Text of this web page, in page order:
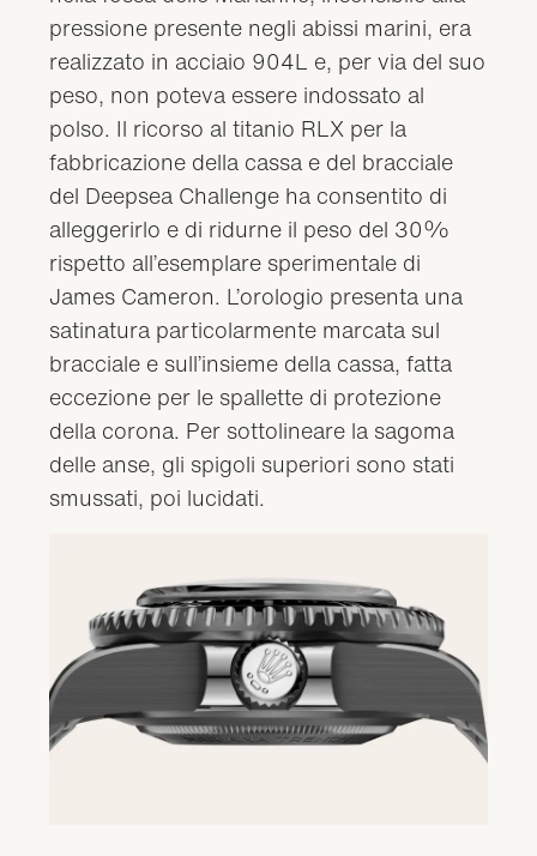
pressione presente negli abissi marini, era
realizzato in acciaio 904L e, per via del suo
peso, non poteva essere indossato al
polso. Il ricorso al titanio RLX per la
fabbricazione della cassa e del bracciale
del Deepsea Challenge ha consentito di
alleggerirlo e di ridurne il peso del 30%
rispetto all’esemplare sperimentale di
James Cameron. L’orologio presenta una
satinatura particolarmente marcata sul
bracciale e sull’insieme della cassa, fatta
eccezione per le spallette di protezione
della corona. Per sottolineare la sagoma
delle anse, gli spigoli superiori sono stati
smussati, poi lucidati.